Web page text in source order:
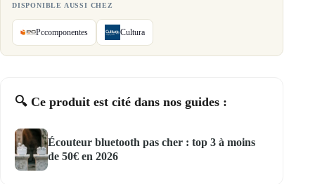
DISPONIBLE AUSSI CHEZ
Pccomponentes Cultura
🔍 Ce produit est cité dans nos guides :
Écouteur bluetooth pas cher : top 3 à moins
de 50€ en 2026